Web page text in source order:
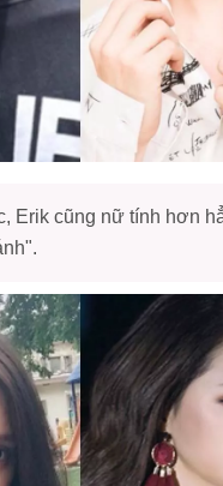
Erik cũng nữ tính hơn